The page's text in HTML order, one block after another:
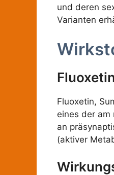
und deren
Varianten
Fluoxetin,
eines der am
an
(aktiver